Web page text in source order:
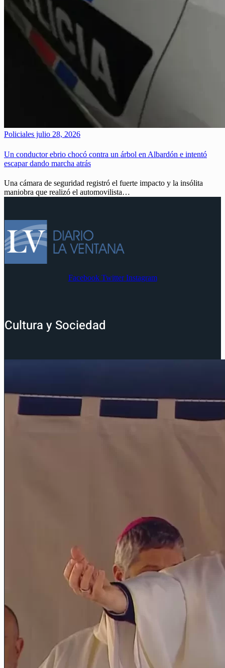
Policiales julio 28, 2026
Un conductor ebrio chocó contra un árbol en Albardón e intentó
escapar dando marcha atrás
Una cámara de seguridad registró el fuerte impacto y la insólita
maniobra que realizó el automovilista…
Facebook Twitter Instagram
Cultura y Sociedad